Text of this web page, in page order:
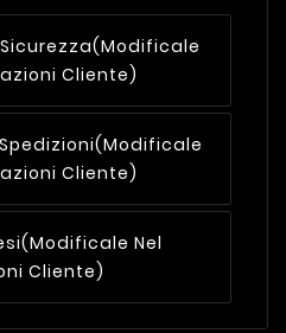
(modificale
Cliente)
(modificale
Cliente)
(modificale Nel
Cliente)